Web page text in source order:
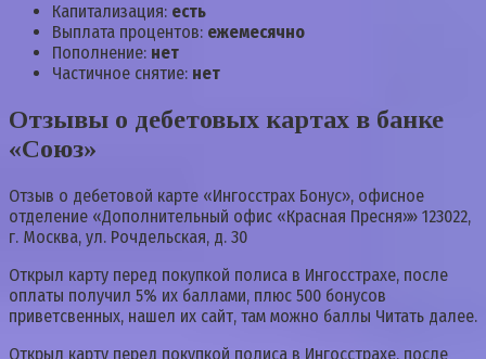
Капитализация: есть
Выплата процентов: ежемесячно
Пополнение: нет
Частичное снятие: нет
Отзывы о дебетовых картах в банке
«Союз»
Отзыв о дебетовой карте «Ингосстрах Бонус», офисное
отделение «Дополнительный офис «Красная Пресня»» 123022,
г. Москва, ул. Рочдельская, д. 30
Открыл карту перед покупкой полиса в Ингосстрахе, после
оплаты получил 5% их баллами, плюс 500 бонусов
приветсвенных, нашел их сайт, там можно баллы Читать далее.
Открыл карту перед покупкой полиса в Ингосстрахе, после